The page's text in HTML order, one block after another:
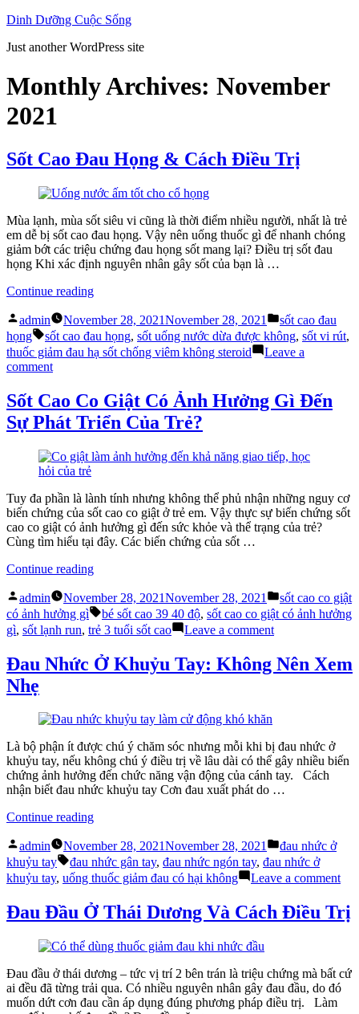
Skip
content
Dinh Dưỡng Cuộc Sống
Just another WordPress site
Monthly Archives: November
2021
Sốt Cao Đau Họng & Cách Điều Trị
Mùa lạnh, mùa sốt siêu vi cũng là thời điểm nhiều người, nhất là trẻ
em dễ bị sốt cao đau họng. Vậy nên uống thuốc gì để nhanh chóng
giảm bớt các triệu chứng đau họng sốt mang lại? Điều trị sốt đau
họng Khi xác định nguyên nhân gây sốt của bạn là …
Continue reading“Sốt
Đau
Họng
&
Cách
Trị”
Posted
by
admin November 28, 2021November 28, 2021
Posted
in
sốt cao đau
họng
Tags:
sốt cao đau họng, sốt uống nước dừa được không, sốt vi rút,
thuốc giảm đau hạ sốt chống viêm không steroid
Leave a
commenton
Đau
Họng
Cách
Điều
Trị
Sốt Cao Co Giật Có Ảnh Hưởng Gì Đến
Sự Phát Triển Của Trẻ?
Tuy đa phần là lành tính nhưng không thể phủ nhận những nguy cơ
biến chứng của sốt cao co giật ở trẻ em. Vậy thực sự biến chứng sốt
cao co giật có ảnh hưởng gì đến sức khỏe và thể trạng của trẻ?
Cùng tìm hiểu tại đây. Các biến chứng của sốt …
Continue reading“Sốt
Co
Giật
Có
Ảnh
Hưởng
Gì
Phát
Triển
Của
Trẻ?”
Posted
by
admin November 28, 2021November 28, 2021
Posted
in
sốt cao co giật
có ảnh hưởng gì
Tags:
bé sốt cao 39 40 độ, sốt cao co giật có ảnh hưởng
gì, sốt lạnh run, trẻ 3 tuổi sốt cao Leave a commenton
Cao
Co
Gì
Đến
Sự
Phát
Đau Nhức Ở Khuỷu Tay: Không Nên Xem
Nhẹ
Là bộ phận ít được chú ý chăm sóc nhưng mỗi khi bị đau nhức ở
khuỷu tay, nếu không chú ý điều trị về lâu dài có thể gây nhiều biến
chứng ảnh hưởng đến chức năng vận động của cánh tay. Cách
nhận biết đau nhức khuỷu tay Cơn đau xuất phát do …
Continue reading“Đau
Ở
Khuỷu
Tay:
Không
Nên
Xem
Posted
by
admin November 28, 2021November 28, 2021
Posted
in
đau nhức ở
khuỷu tay
Tags:
đau nhức gân tay, đau nhức ngón tay, đau nhức ở
khuỷu tay, uống thuốc giảm đau có hại không Leave a commenton
Ở
Đau Đầu Ở Thái Dương Và Cách Điều Trị
Đau đầu ở thái dương – tức vị trí 2 bên trán là triệu chứng mà bất cứ
ai đều đã từng trải qua. Có nhiều nguyên nhân gây đau đầu, do đó
muốn dứt cơn đau cần áp dụng đúng phương pháp điều trị. Làm